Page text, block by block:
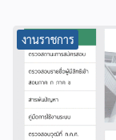
งานราชการ